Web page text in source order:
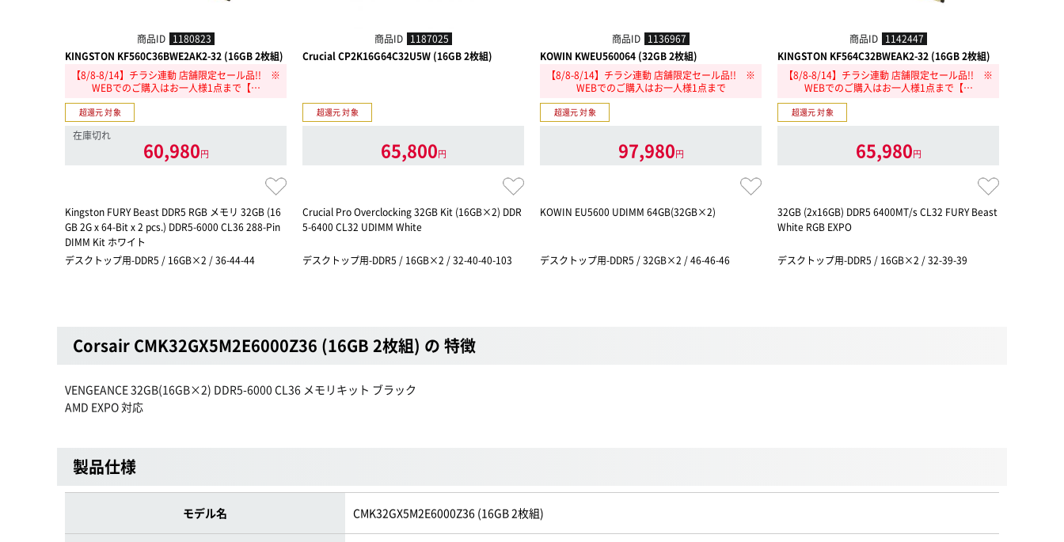
商品ID 1180823
KINGSTON KF560C36BWE2AK2-32 (16GB 2枚組)
【8/8-8/14】チラシ連動 店舗限定セール品!! ※
WEBでのご購入はお一人様1点まで【…
超還元 対象
在庫切れ
60,980円
Kingston FURY Beast DDR5 RGB メモリ 32GB (16
GB 2G x 64-Bit x 2 pcs.) DDR5-6000 CL36 288-Pin
DIMM Kit ホワイト
デスクトップ用-DDR5 / 16GB×2 / 36-44-44
商品ID 1187025
Crucial CP2K16G64C32U5W (16GB 2枚組)
超還元 対象
65,800円
Crucial Pro Overclocking 32GB Kit (16GB×2) DDR
5-6400 CL32 UDIMM White
デスクトップ用-DDR5 / 16GB×2 / 32-40-40-103
商品ID 1136967
KOWIN KWEU560064 (32GB 2枚組)
【8/8-8/14】チラシ連動 店舗限定セール品!! ※
WEBでのご購入はお一人様1点まで
超還元 対象
97,980円
KOWIN EU5600 UDIMM 64GB(32GB×2)
デスクトップ用-DDR5 / 32GB×2 / 46-46-46
商品ID 1142447
KINGSTON KF564C32BWEAK2-32 (16GB 2枚組)
【8/8-8/14】チラシ連動 店舗限定セール品!! ※
WEBでのご購入はお一人様1点まで【…
超還元 対象
65,980円
32GB (2x16GB) DDR5 6400MT/s CL32 FURY Beast
White RGB EXPO
デスクトップ用-DDR5 / 16GB×2 / 32-39-39
Corsair CMK32GX5M2E6000Z36 (16GB 2枚組) の 特徴
VENGEANCE 32GB(16GB×2) DDR5-6000 CL36 メモリキット ブラック
AMD EXPO 対応
製品仕様
モデル名 CMK32GX5M2E6000Z36 (16GB 2枚組)